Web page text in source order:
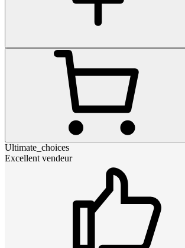
Ultimate_choices
Excellent vendeur